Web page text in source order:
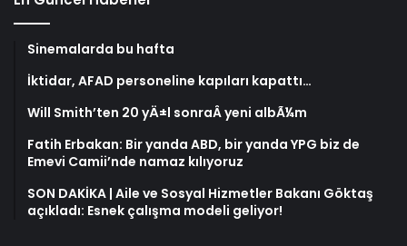
Sinemalarda bu hafta
İktidar, AFAD personeline kapıları kapattı…
Will Smith’ten 20 yÄ±l sonraÂ yeni albÃ¼m
Fatih Erbakan: Bir yanda ABD, bir yanda YPG biz de
Emevi Camii’nde namaz kılıyoruz
SON DAKİKA | Aile ve Sosyal Hizmetler Bakanı Göktaş
açıkladı: Esnek çalışma modeli geliyor!